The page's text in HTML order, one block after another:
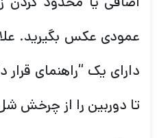
عمودی عکس بگیرید.
دارای یک “راهنمای
تا دوربین را از چرخش